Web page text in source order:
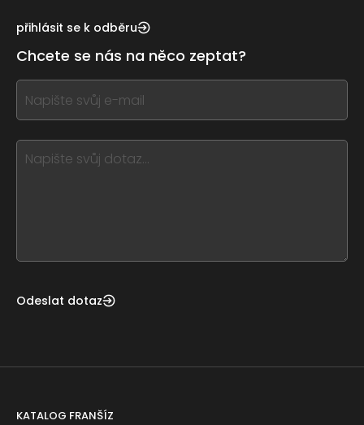
this,
this
form
field
blank
přihlásit se k odběru
Chcete se nás na něco zeptat?
If
you
this,
leave
Odeslat dotaz
KATALOG FRANŠÍZ